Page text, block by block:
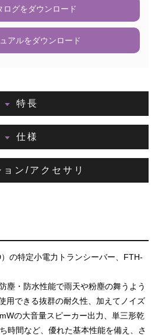
ログをダウンロード
アルをダウンロード
特長
仕様
ョン/アクセサリ
の特定小電力トランシーバー、FTH-
塵・防水性能で雨天や粉塵の舞うよう
用できる抜群の耐久性、加えてノイズ
の大音量スピーカー出力、単三形乾
時間など、優れた基本性能を備え、さ